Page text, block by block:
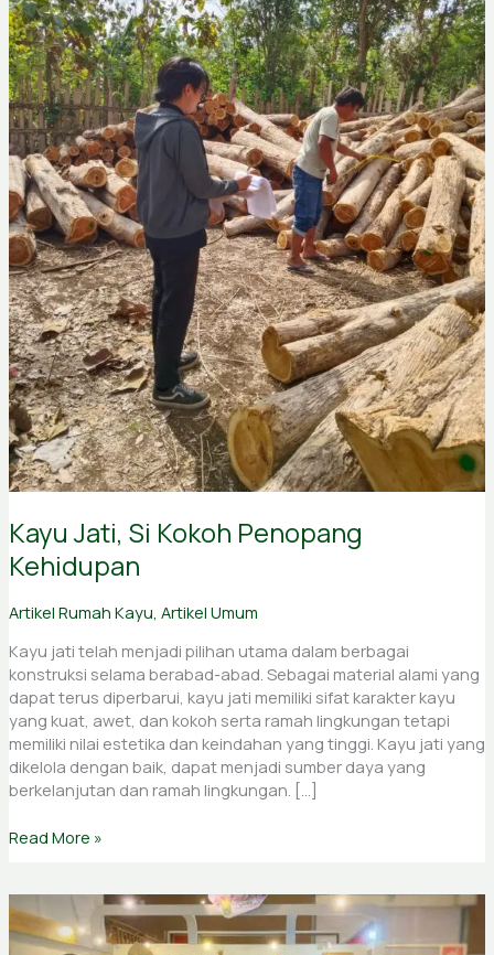
Kayu Jati, Si Kokoh Penopang
Kehidupan
Artikel Rumah Kayu Artikel Umum
Kayu jati telah menjadi pilihan utama dalam berbagai
konstruksi selama berabad-abad. Sebagai material alami yang
dapat terus diperbarui, kayu jati memiliki sifat karakter kayu
yang kuat, awet, dan kokoh serta ramah lingkungan tetapi
memiliki nilai estetika dan keindahan yang tinggi. Kayu jati yang
dikelola dengan baik, dapat menjadi sumber daya yang
berkelanjutan dan ramah lingkungan. […]
Read More »
IFEX
2024:
Ajang